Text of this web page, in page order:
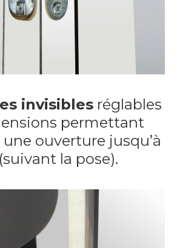
invisibles réglables
permettant
ouverture jusqu’à
la pose).